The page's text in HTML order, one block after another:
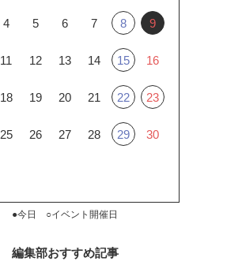
4 5 6 7 8 9
11 12 13 14 15 16
18 19 20 21 22 23
25 26 27 28 29 30
●今日 ○イベント開催日
編集部おすすめ記事